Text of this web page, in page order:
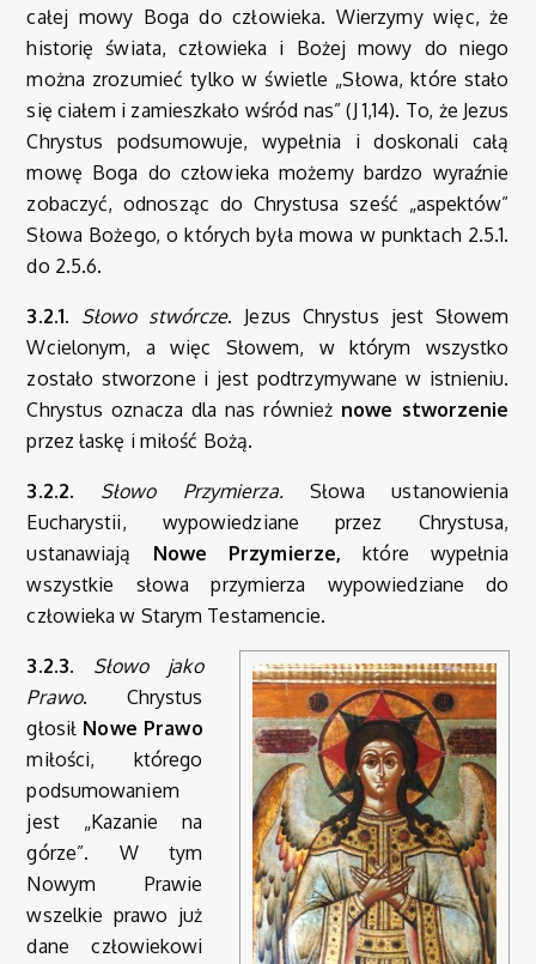
całej mowy Boga do człowieka. Wierzymy więc, że
historię świata, człowieka i Bożej mowy do niego
można zrozumieć tylko w świetle „Słowa, które stało
się ciałem i zamieszkało wśród nas” (J 1,14). To, że Jezus
Chrystus podsumowuje, wypełnia i doskonali całą
mowę Boga do człowieka możemy bardzo wyraźnie
zobaczyć, odnosząc do Chrystusa sześć „aspektów”
Słowa Bożego, o których była mowa w punktach 2.5.1.
do 2.5.6.
3.2.1. Słowo stwórcze. Jezus Chrystus jest Słowem
Wcielonym, a więc Słowem, w którym wszystko
zostało stworzone i jest podtrzymywane w istnieniu.
Chrystus oznacza dla nas również nowe stworzenie
przez łaskę i miłość Bożą.
3.2.2. Słowo Przymierza. Słowa ustanowienia
Eucharystii, wypowiedziane przez Chrystusa,
ustanawiają Nowe Przymierze,które wypełnia
wszystkie słowa przymierza wypowiedziane do
człowieka w Starym Testamencie.
3.2.3. Słowo jako
Prawo. Chrystus
głosił Nowe Prawo
miłości, którego
podsumowaniem
jest „Kazanie na
górze”. W tym
Nowym Prawie
wszelkie prawo już
dane człowiekowi